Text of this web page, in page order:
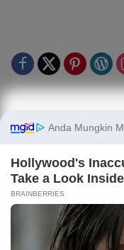
SOP Perlindungan
Pedoman Media Siber
Kode Etik Redaksi /
Disclaimer
Privacy
Copy Right 2025 | PT.